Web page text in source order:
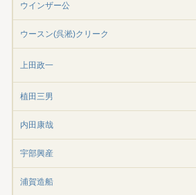
ウインザー公
ウースン(呉淞)クリーク
上田政一
植田三男
内田康哉
宇部興産
浦賀造船